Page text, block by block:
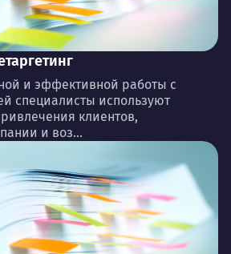
и эффективной работы с
специалисты используют
клиентов,
и воз...